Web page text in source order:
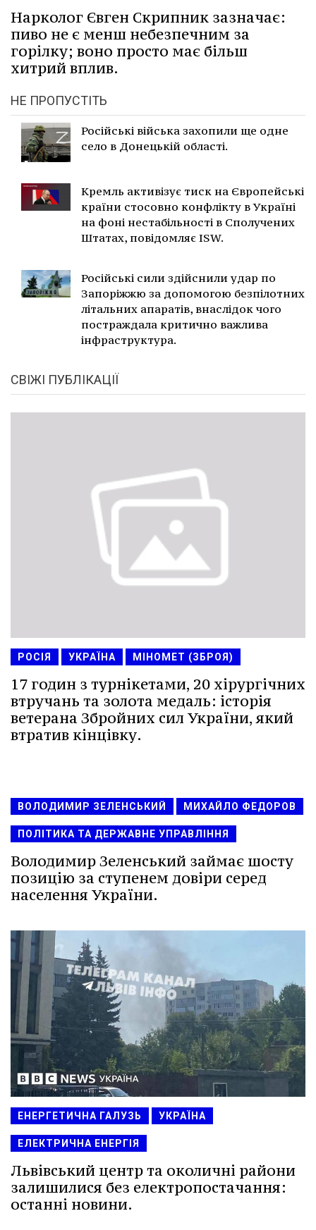
Нарколог Євген Скрипник зазначає:
пиво не є менш небезпечним за
горілку; воно просто має більш
хитрий вплив.
НЕ ПРОПУСТІТЬ
Російські війська захопили ще одне
село в Донецькій області.
Кремль активізує тиск на Європейські
країни стосовно конфлікту в Україні
на фоні нестабільності в Сполучених
Штатах, повідомляє ISW.
Російські сили здійснили удар по
Запоріжжю за допомогою безпілотних
літальних апаратів, внаслідок чого
постраждала критично важлива
інфраструктура.
СВІЖІ ПУБЛІКАЦІЇ
РОСІЯ УКРАЇНА МІНОМЕТ (ЗБРОЯ)
17 годин з турнікетами, 20 хірургічних
втручань та золота медаль: історія
ветерана Збройних сил України, який
втратив кінцівку.
ВОЛОДИМИР ЗЕЛЕНСЬКИЙ МИХАЙЛО ФЕДОРОВ
ПОЛІТИКА ТА ДЕРЖАВНЕ УПРАВЛІННЯ
Володимир Зеленський займає шосту
позицію за ступенем довіри серед
населення України.
ЕНЕРГЕТИЧНА ГАЛУЗЬ УКРАЇНА
ЕЛЕКТРИЧНА ЕНЕРГІЯ
Львівський центр та околичні райони
залишилися без електропостачання:
останні новини.